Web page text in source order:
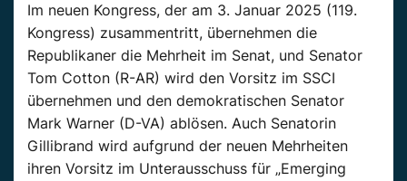
Im neuen Kongress, der am 3. Januar 2025 (119.
Kongress) zusammentritt, übernehmen die
Republikaner die Mehrheit im Senat, und Senator
Tom Cotton (R-AR) wird den Vorsitz im SSCI
übernehmen und den demokratischen Senator
Mark Warner (D-VA) ablösen. Auch Senatorin
Gillibrand wird aufgrund der neuen Mehrheiten
ihren Vorsitz im Unterausschuss für „Emerging